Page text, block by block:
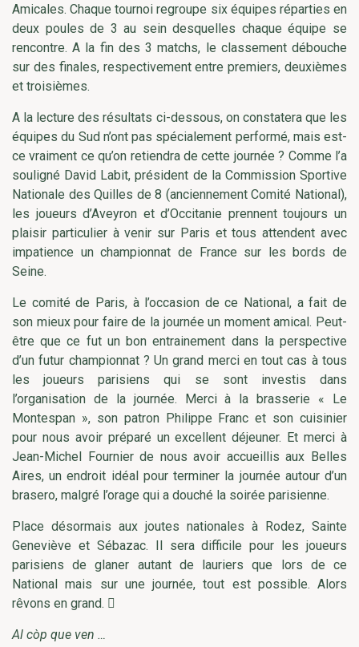
Amicales. Chaque tournoi regroupe six équipes réparties en
deux poules de 3 au sein desquelles chaque équipe se
rencontre. A la fin des 3 matchs, le classement débouche
sur des finales, respectivement entre premiers, deuxièmes
et troisièmes.
A la lecture des résultats ci-dessous, on constatera que les
équipes du Sud n’ont pas spécialement performé, mais est-
ce vraiment ce qu’on retiendra de cette journée ? Comme l’a
souligné David Labit, président de la Commission Sportive
Nationale des Quilles de 8 (anciennement Comité National),
les joueurs d’Aveyron et d’Occitanie prennent toujours un
plaisir particulier à venir sur Paris et tous attendent avec
impatience un championnat de France sur les bords de
Seine.
Le comité de Paris, à l’occasion de ce National, a fait de
son mieux pour faire de la journée un moment amical. Peut-
être que ce fut un bon entrainement dans la perspective
d’un futur championnat ? Un grand merci en tout cas à tous
les joueurs parisiens qui se sont investis dans
l’organisation de la journée. Merci à la brasserie « Le
Montespan », son patron Philippe Franc et son cuisinier
pour nous avoir préparé un excellent déjeuner. Et merci à
Jean-Michel Fournier de nous avoir accueillis aux Belles
Aires, un endroit idéal pour terminer la journée autour d’un
brasero, malgré l’orage qui a douché la soirée parisienne.
Place désormais aux joutes nationales à Rodez, Sainte
Geneviève et Sébazac. Il sera difficile pour les joueurs
parisiens de glaner autant de lauriers que lors de ce
National mais sur une journée, tout est possible. Alors
rêvons en grand. 
Al còp que ven …